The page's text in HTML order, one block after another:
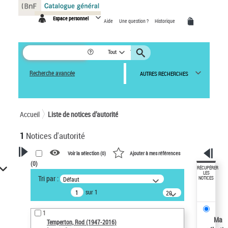
Espace personnel Aide Une question ? Historique
Tout
Recherche avancée AUTRES RECHERCHES
Accueil Liste de notices d’autorité
1 Notices d'autorité
VOTRE RECHERCHE
Recherche avancée dans les
notices d’autorité
Œuvres liées à l'auteur :
Temperton, Rod (1947-2016)
Voir la sélection (0) Ajouter à mes références
(0)
Tri par : Défaut
sur 1
20
résultats/page
1
Temperton, Rod (1947-2016)
RÉCUPÉRER
LES
NOTICES
Ma
Panneau de gestion des cookies